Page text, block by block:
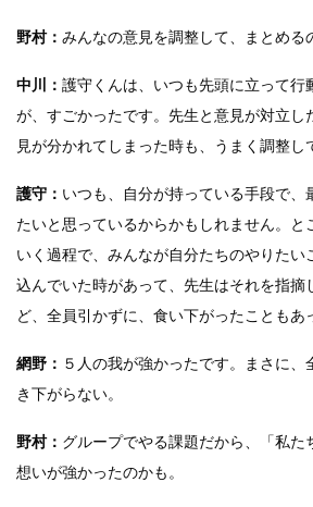
野村： みんなの意見を調整して、まとめる
中川： 護守くんは、いつも先頭に立って行
が、すごかったです。先生と意見が対立し
見が分かれてしまった時も、うまく調整し
護守： いつも、自分が持っている手段で、
たいと思っているからかもしれません。と
いく過程で、みんなが自分たちのやりたい
込んでいた時があって、先生はそれを指摘
ど、全員引かずに、食い下がったこともあ
網野： ５人の我が強かったです。まさに、
き下がらない。
野村： グループでやる課題だから、「私た
想いが強かったのかも。